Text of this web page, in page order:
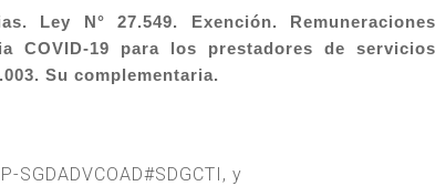
Ley N° 27.549. Exención. Remuneraciones
COVID-19 para los prestadores de servicios
Su complementaria.
y